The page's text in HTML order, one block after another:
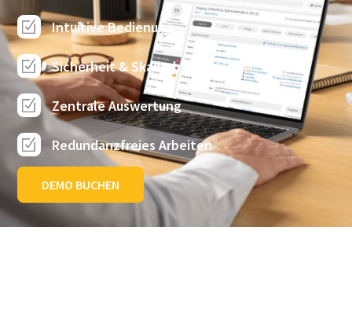
Intuitive Bedienung
Sicherheit & Skalierbarkeit
Zentrale Auswertung
Redundanzfreies Arbeiten
DEMO BUCHEN